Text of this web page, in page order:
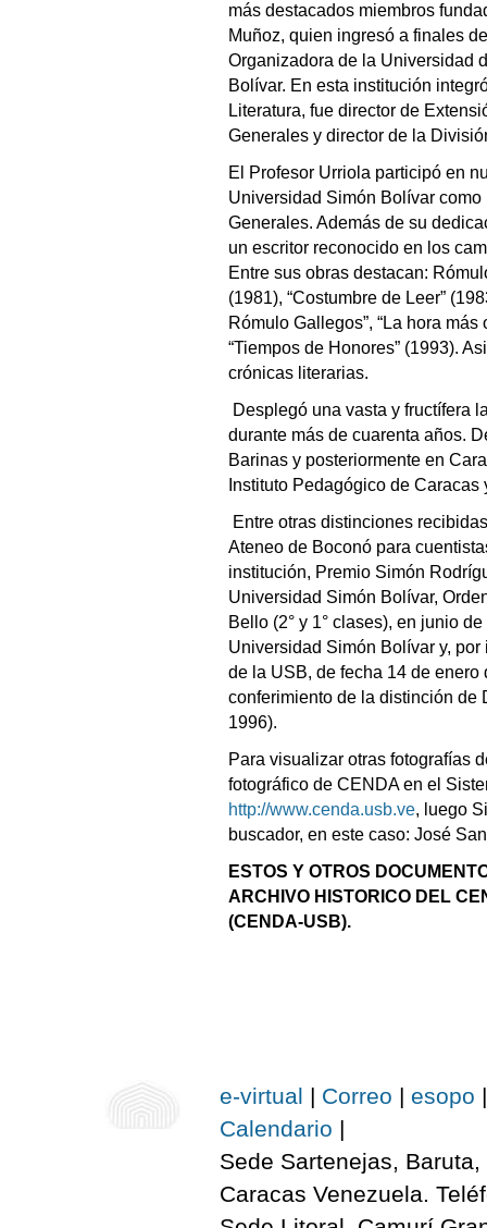
más destacados miembros
Muñoz, quien ingresó a finales
Organizadora de la Universidad
Bolívar. En esta institución
Literatura, fue director de
Generales y director de la
El Profesor Urriola participó en
Universidad Simón Bolívar
Generales. Además de su
un escritor reconocido en los
Entre sus obras destacan:
(1981), “Costumbre de Leer”
Rómulo Gallegos”, “La hora más
“Tiempos de Honores” (1993).
crónicas literarias.
Desplegó una vasta y fructífera
durante más de cuarenta años.
Barinas y posteriormente en
Instituto Pedagógico de
Entre otras distinciones
Ateneo de Boconó para
institución, Premio Simón
Universidad Simón Bolívar,
Bello (2° y 1° clases), en junio
Universidad Simón Bolívar y,
de la USB, de fecha 14 de enero
conferimiento de la distinción de
1996).
Para visualizar otras fotografías
fotográfico de CENDA en el
http://www.cenda.usb.ve, luego
buscador, en este caso: José
ESTOS Y OTROS
ARCHIVO HISTORICO DEL
(CENDA-USB).
e-virtual | Correo | esopo |
Calendario |
Sede Sartenejas,
Caracas Venezuela.